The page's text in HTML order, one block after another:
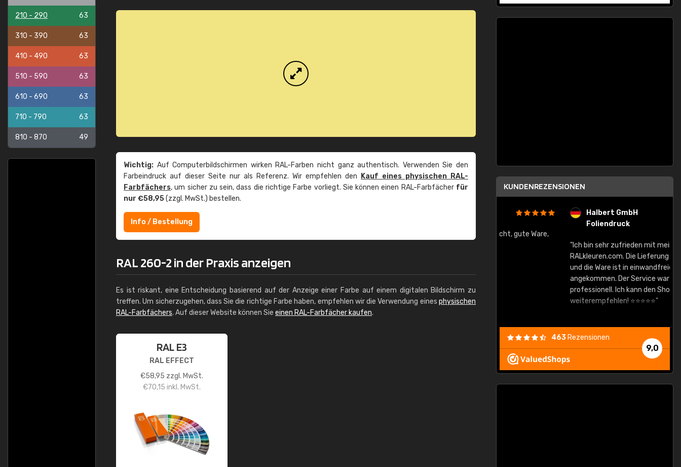
210 - 290 63
310 - 390 63
410 - 490 63
510 - 590 63
610 - 690 63
710 - 790 63
810 - 870 49
Wichtig: Auf Computerbildschirmen wirken RAL-Farben nicht ganz authentisch. Verwenden Sie den
Farbeindruck auf dieser Seite nur als Referenz. Wir empfehlen den
Kauf eines physischen RAL-
Farbfächers, um sicher zu sein, dass die richtige Farbe vorliegt. Sie können einen RAL-Farbfächer für
nur €58,95(zzgl. MwSt.) bestellen.
Info / Bestellung
RAL 260-2 in der Praxis anzeigen
Es ist riskant, eine Entscheidung basierend auf der Anzeige einer Farbe auf einem digitalen Bildschirm zu
treffen. Um sicherzugehen, dass Sie die richtige Farbe haben, empfehlen wir die Verwendung eines physischen
RAL-Farbfächers. Auf dieser Website können Sie einen RAL-Farbfächer kaufen.
RAL E3
RAL EFFECT
€58,95 zzgl. MwSt.
€70,15 inkl. MwSt.
KUNDENREZENSIONEN
Halbert GmbH
"Ich bin sehr zufrieden mit meinem Einkauf bei
RALkleuren.com. Die Lieferung war sehr schnell
und die Ware ist in einwandfreiem Zustand
angekommen. Der Service war zuverlässig und
professionell. Ich kann den Shop auf jeden Fall
weiterempfehlen! ⭐⭐⭐⭐⭐"
9,0
463 Rezensionen